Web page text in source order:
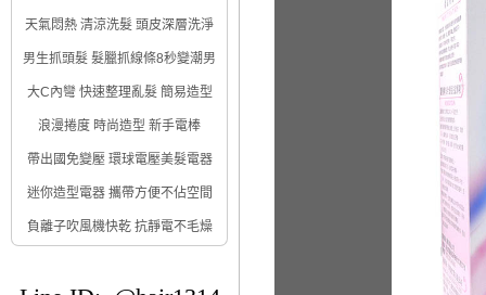
天氣悶熱 清涼洗髮 頭皮深層洗淨
男生抓頭髮 髮臘抓線條8秒變潮男
大C內彎 快速整理亂髮 簡易造型
浪漫捲度 時尚造型 新手電棒
帶出國免變壓 環球電壓美髮電器
迷你造型電器 攜帶方便不佔空間
負離子吹風機快乾 抗靜電不毛燥